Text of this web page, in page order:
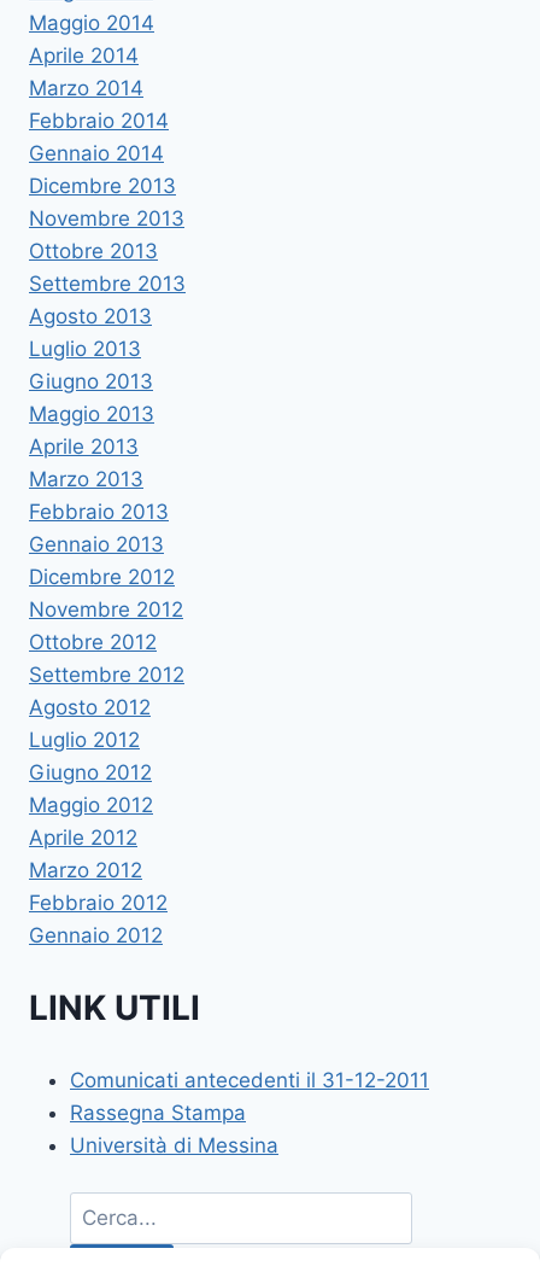
Maggio 2014
Aprile 2014
Marzo 2014
Febbraio 2014
Gennaio 2014
Dicembre 2013
Novembre 2013
Ottobre 2013
Settembre 2013
Agosto 2013
Luglio 2013
Giugno 2013
Maggio 2013
Aprile 2013
Marzo 2013
Febbraio 2013
Gennaio 2013
Dicembre 2012
Novembre 2012
Ottobre 2012
Settembre 2012
Agosto 2012
Luglio 2012
Giugno 2012
Maggio 2012
Aprile 2012
Marzo 2012
Febbraio 2012
Gennaio 2012
LINK UTILI
Comunicati antecedenti il 31-12-2011
Rassegna Stampa
Università di Messina